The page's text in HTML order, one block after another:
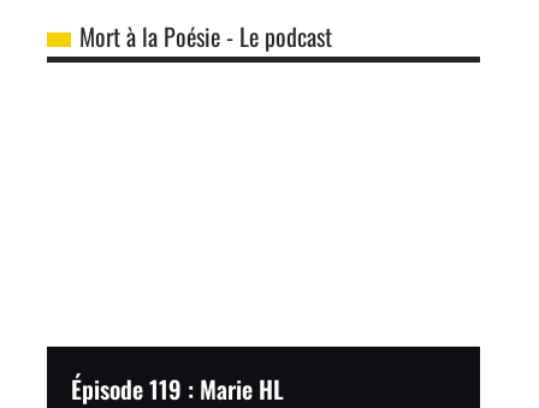
Mort à la Poésie - Le podcast
Épisode 119 : Marie HL